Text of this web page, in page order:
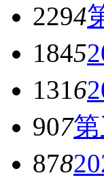
2294
1845
1316
907
878